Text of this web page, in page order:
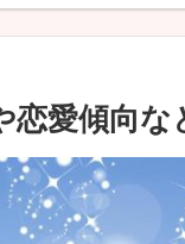
恋愛傾向な